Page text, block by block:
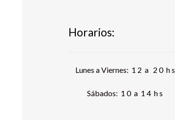
Horarios:
Lunes a Viernes: 1 2 a 2 0 h s
Sábados: 1 0 a 1 4 h s